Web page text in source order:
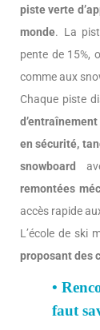
piste verte
monde. La
pente de 15%,
comme aux
Chaque piste
en sécurité,
snowboard
remontées
accès rapide
L’école de ski
proposant des
•
faut